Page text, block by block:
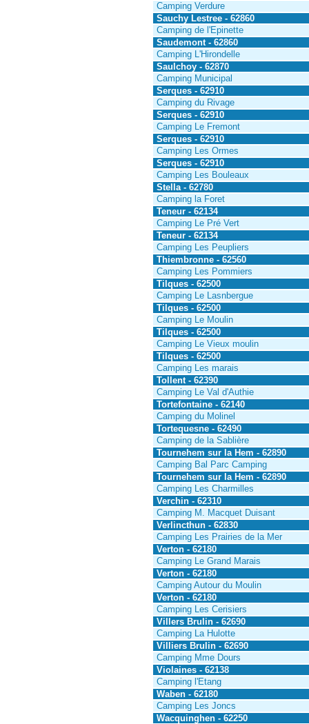
Camping Verdure
Sauchy Lestree - 62860
Camping de l'Epinette
Saudemont - 62860
Camping L'Hirondelle
Saulchoy - 62870
Camping Municipal
Serques - 62910
Camping du Rivage
Serques - 62910
Camping Le Fremont
Serques - 62910
Camping Les Ormes
Serques - 62910
Camping Les Bouleaux
Stella - 62780
Camping la Foret
Teneur - 62134
Camping Le Pré Vert
Teneur - 62134
Camping Les Peupliers
Thiembronne - 62560
Camping Les Pommiers
Tilques - 62500
Camping Le Lasnbergue
Tilques - 62500
Camping Le Moulin
Tilques - 62500
Camping Le Vieux moulin
Tilques - 62500
Camping Les marais
Tollent - 62390
Camping Le Val d'Authie
Tortefontaine - 62140
Camping du Molinel
Tortequesne - 62490
Camping de la Sablière
Tournehem sur la Hem - 62890
Camping Bal Parc Camping
Tournehem sur la Hem - 62890
Camping Les Charmilles
Verchin - 62310
Camping M. Macquet Duisant
Verlincthun - 62830
Camping Les Prairies de la Mer
Verton - 62180
Camping Le Grand Marais
Verton - 62180
Camping Autour du Moulin
Verton - 62180
Camping Les Cerisiers
Villers Brulin - 62690
Camping La Hulotte
Villiers Brulin - 62690
Camping Mme Dours
Violaines - 62138
Camping l'Etang
Waben - 62180
Camping Les Joncs
Wacquinghen - 62250